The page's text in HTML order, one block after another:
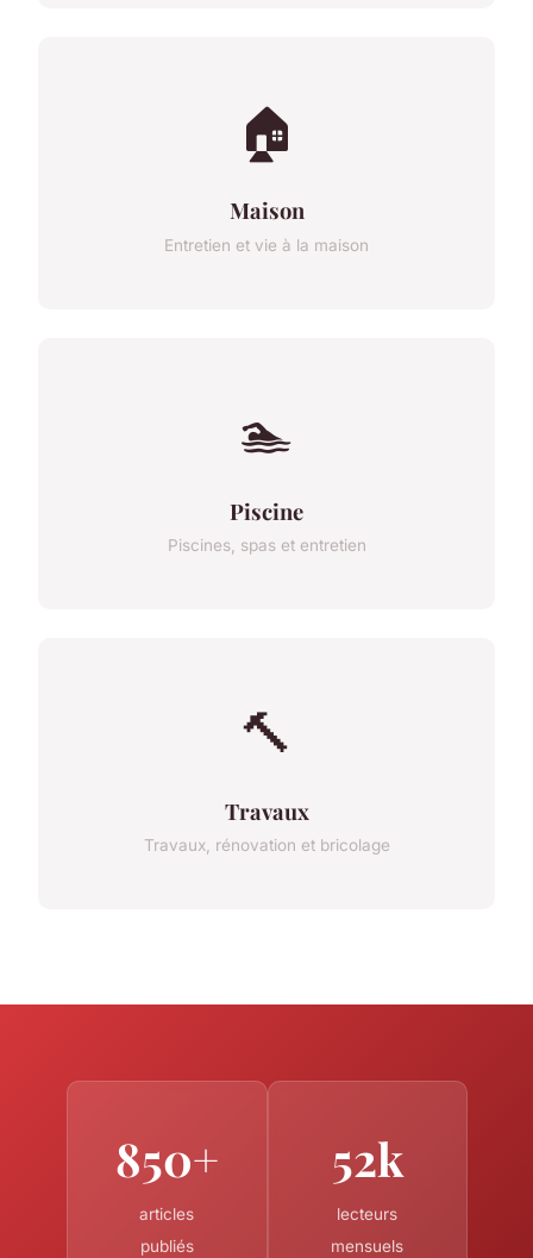
🏠
Maison
Entretien et vie à la maison
🏊
Piscine
Piscines, spas et entretien
🔨
Travaux
Travaux, rénovation et bricolage
850+
articles
publiés
52k
lecteurs
mensuels